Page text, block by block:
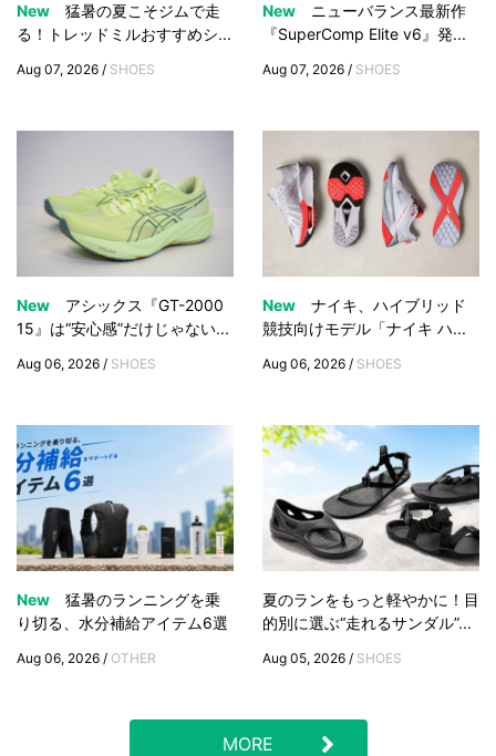
New
猛暑の夏こそジムで走
る！トレッドミルおすすめシ...
Aug 07, 2026 / SHOES
New
ニューバランス最新作
『SuperComp Elite v6』発...
Aug 07, 2026 / SHOES
New
アシックス『GT-2000
15』は“安心感”だけじゃない...
Aug 06, 2026 / SHOES
New
ナイキ、ハイブリッド
競技向けモデル「ナイキ ハ...
Aug 06, 2026 / SHOES
New
猛暑のランニングを乗
り切る、水分補給アイテム6選
Aug 06, 2026 / OTHER
夏のランをもっと軽やかに！目
的別に選ぶ“走れるサンダル”...
Aug 05, 2026 / SHOES
MORE